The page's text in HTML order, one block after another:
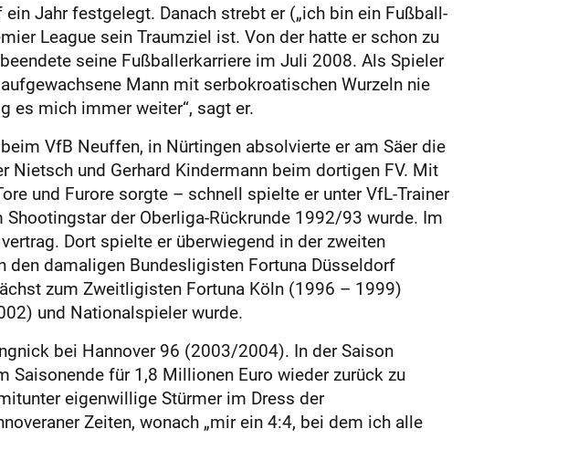
Jahr festgelegt. Danach strebt er („ich bin ein Fußball-
League sein Traumziel ist. Von der hatte er schon zu
seine Fußballerkarriere im Juli 2008. Als Spieler
Mann mit serbokroatischen Wurzeln nie
es mich immer weiter“, sagt er.
VfB Neuffen, in Nürtingen absolvierte er am Säer die
und Gerhard Kindermann beim dortigen FV. Mit
und Furore sorgte – schnell spielte er unter VfL-Trainer
der Oberliga-Rückrunde 1992/93 wurde. Im
Dort spielte er überwiegend in der zweiten
den damaligen Bundesligisten Fortuna Düsseldorf
zum Zweitligisten Fortuna Köln (1996 – 1999)
und Nationalspieler wurde.
bei Hannover 96 (2003/2004). In der Saison
für 1,8 Millionen Euro wieder zurück zu
eigenwillige Stürmer im Dress der
Zeiten, wonach „mir ein 4:4, bei dem ich alle